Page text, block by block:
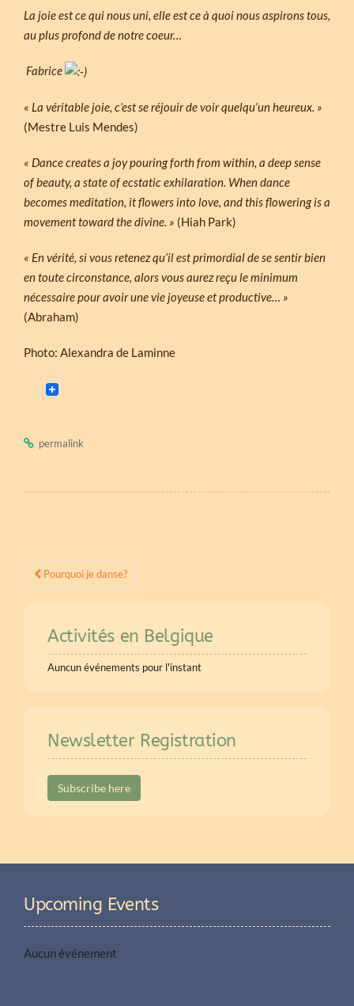
La joie est ce qui nous uni, elle est ce à quoi nous aspirons tous,
au plus profond de notre coeur…
Fabrice
« La véritable joie, c’est se réjouir de voir quelqu’un heureux. »
(Mestre Luis Mendes)
« Dance creates a joy pouring forth from within, a deep sense
of beauty, a state of ecstatic exhilaration. When dance
becomes meditation, it flowers into love, and this flowering is a
movement toward the divine. » (Hiah Park)
« En vérité, si vous retenez qu’il est primordial de se sentir bien
en toute circonstance, alors vous aurez reçu le minimum
nécessaire pour avoir une vie joyeuse et productive… »
(Abraham)
Photo: Alexandra de Laminne
permalink
Post
navigation
Pourquoi je danse?
Activités en Belgique
Auncun événements pour l'instant
Newsletter Registration
Subscribe here
Upcoming Events
Aucun événement